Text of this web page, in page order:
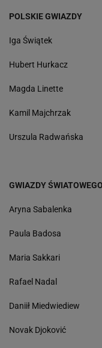
POLSKIE GWIAZDY
Iga Świątek
Hubert Hurkacz
Magda Linette
Kamil Majchrzak
Urszula Radwańska
GWIAZDY
Aryna Sabalenka
Paula Badosa
Maria Sakkari
Rafael Nadal
Daniił Miedwiediew
Novak Djoković